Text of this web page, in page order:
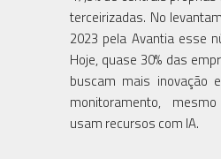
terceirizadas. No
2023 pela Avantia esse
Hoje, quase 30% das
buscam mais inovação
monitoramento,
usam recursos com IA.